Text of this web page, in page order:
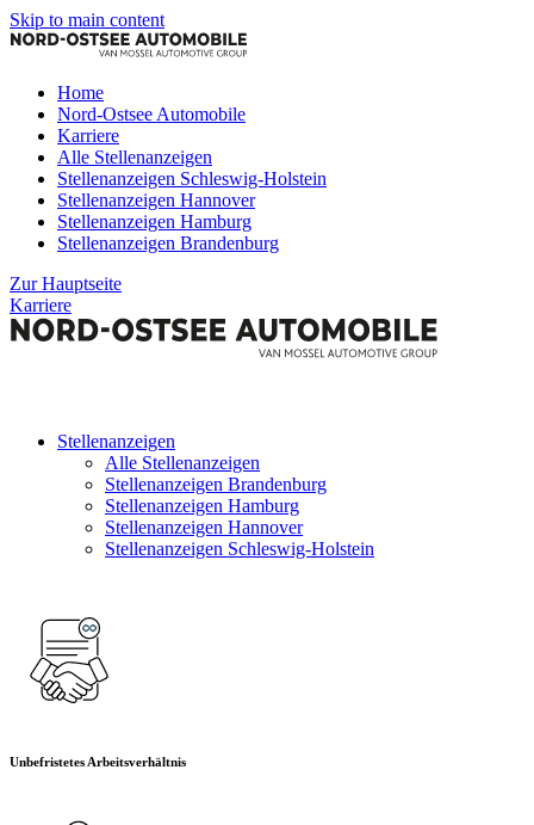
Skip to main content
Home
Nord-Ostsee Automobile
Karriere
Alle Stellenanzeigen
Stellenanzeigen Schleswig-Holstein
Stellenanzeigen Hannover
Stellenanzeigen Hamburg
Stellenanzeigen Brandenburg
Zur Hauptseite
Karriere
Stellenanzeigen
Alle Stellenanzeigen
Stellenanzeigen Brandenburg
Stellenanzeigen Hamburg
Stellenanzeigen Hannover
Stellenanzeigen Schleswig-Holstein
Unbefristetes Arbeitsverhältnis